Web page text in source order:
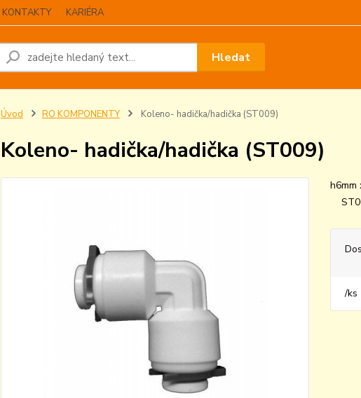
KONTAKTY KARIÉRA
Hledat
Úvod RO KOMPONENTY Koleno- hadička/hadička (ST009)
Koleno- hadička/hadička (ST009)
/ks